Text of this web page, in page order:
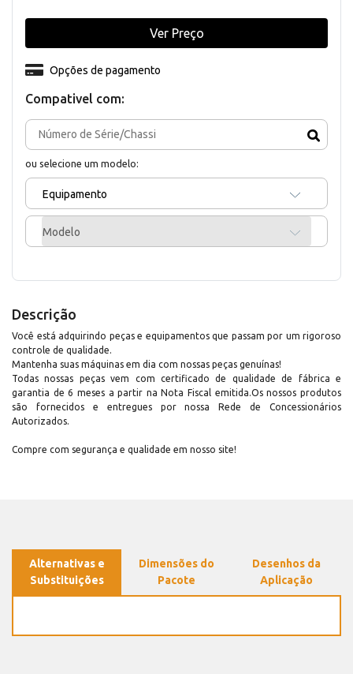
Compativel com:
ou selecione um modelo:
Equipamento
Modelo
Opções de pagamento
Ver Preço
Descrição
Você está adquirindo peças e equipamentos que passam por um rigoroso
controle de qualidade.
Mantenha suas máquinas em dia com nossas peças genuínas!
Todas nossas peças vem com certificado de qualidade de fábrica e
garantia de 6 meses a partir na Nota Fiscal emitida.Os nossos produtos
são fornecidos e entregues por nossa Rede de Concessionários
Autorizados.
Compre com segurança e qualidade em nosso site!
Alternativas e
Substituições
Dimensões do
Pacote
Desenhos da
Aplicação